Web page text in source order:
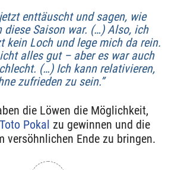
enttäuscht und sagen, wie
diese Saison war. (…) Also, ich
kein Loch und lege mich da rein.
alles gut – aber es war auch
(…) Ich kann relativieren,
zufrieden zu sein.”
die Löwen die Möglichkeit,
Toto Pokal zu gewinnen und die
versöhnlichen Ende zu bringen.